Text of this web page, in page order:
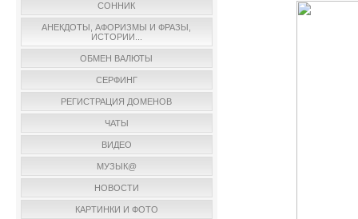
СОННИК
АНЕКДОТЫ, АФОРИЗМЫ И ФРАЗЫ,
ИСТОРИИ...
ОБМЕН ВАЛЮТЫ
СЕРФИНГ
РЕГИСТРАЦИЯ ДОМЕНОВ
ЧАТЫ
ВИДЕО
МУЗЫК@
НОВОСТИ
КАРТИНКИ И ФОТО